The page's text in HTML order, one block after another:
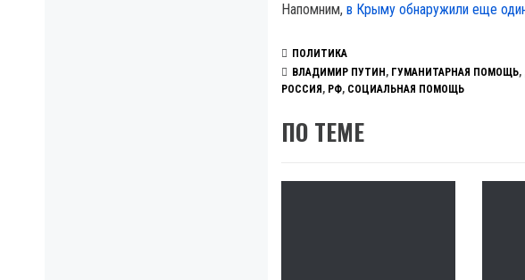
Напомним, в Крыму обнаружили еще
ПОЛИТИКА
ВЛАДИМИР ПУТИН , ГУМАНИТАРНАЯ ПОМОЩЬ,
РОССИЯ , РФ, СОЦИАЛЬНАЯ ПОМОЩЬ
ПО ТЕМЕ